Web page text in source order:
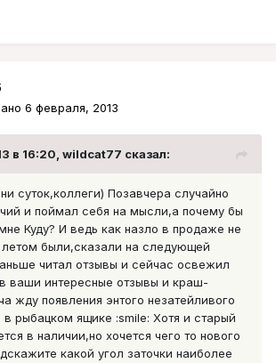
6 февраля, 2013
в 16:20, wildcat77 сказал:
суток,коллеги) Позавчера случайно
и поймал себя на мысли,а почему бы
Куду? И ведь как назло в продаже не
летом были,сказали на следующей
читал отзывы и сейчас освежил
ваши интересные отзывы и краш-
жду появления энтого незатейливого
рыбацком ящике :smile: Хотя и старый
в наличии,но хочется чего то нового
какой угол заточки наиболее